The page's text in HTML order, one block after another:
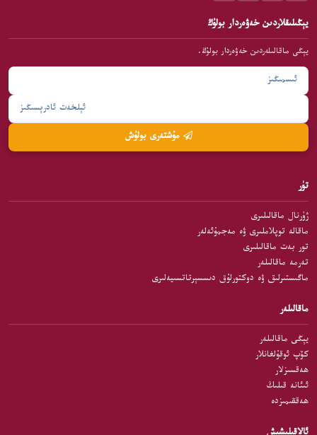
يېڭىلىقلاردىن خەۋەردار بولۇڭ
يېڭى ماقالىلەردىن خەۋەردار بولۇڭ.
تۈر
ژۇرنال ماقالىلىرى
ماقالە توپلاملىرى ۋە مەجمۇئەلەر
تور بەت ماقالىلىرى
تەرمە ماقالىلەر
ماگىستىرلىق ۋە دوكتورلۇق دىسسېرتاتسىيەلىرى
ماقالىلەر
يېڭى ماقالىلەر
كۆپ ئوقۇلغانلار
ھەقسىزلار
ئىئانە قىلىڭ
ھەققىمىزدە